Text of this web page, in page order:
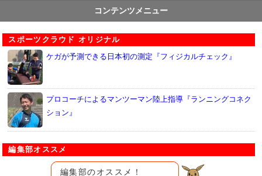
コンテンツメニュー
スポーツクラウド オリジナル
ケガが予測できる日本初の測定『フィジカルチェック』
プロコーチによるマンツーマン陸上指導『ランニングコネク
ション』
編集部オススメ
編集部のオススメ！